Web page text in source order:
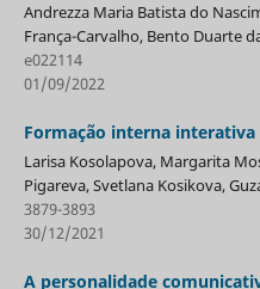
Andrezza Maria Batista do
França-Carvalho, Bento Duarte
e022114
01/09/2022
Formação interna interativa
Larisa Kosolapova, Margarita
Pigareva, Svetlana Kosikova,
3879-3893
30/12/2021
A personalidade